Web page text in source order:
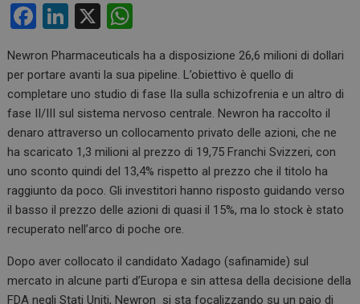
F
ce
b
o
o
k
Li
ke
dI
n
X
at
s
A
p
p
Newron Pharmaceuticals ha a disposizione 26,6 milioni di dollari
per portare avanti la sua pipeline. L’obiettivo è quello di
completare uno studio di fase IIa sulla schizofrenia e un altro di
fase II/III sul sistema nervoso centrale. Newron ha raccolto il
denaro attraverso un collocamento privato delle azioni, che ne
ha scaricato 1,3 milioni al prezzo di 19,75 Franchi Svizzeri, con
uno sconto quindi del 13,4% rispetto al prezzo che il titolo ha
raggiunto da poco. Gli investitori hanno risposto guidando verso
il basso il prezzo delle azioni di quasi il 15%, ma lo stock è stato
recuperato nell’arco di poche ore.
Dopo aver collocato il candidato Xadago (safinamide) sul
mercato in alcune parti d’Europa e sin attesa della decisione della
FDA negli Stati Uniti, Newron si sta focalizzando su un paio di